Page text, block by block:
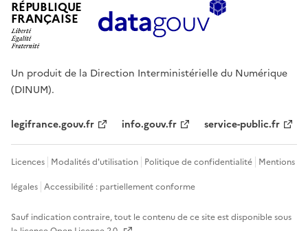
RÉPUBLIQUE
FRANÇAISE
Un produit de la Direction Interministérielle du Numérique
(DINUM).
legifrance.gouv.fr info.gouv.fr service-public.fr
Licences Modalités d'utilisation Politique de confidentialité Mentions
légales Accessibilité : partiellement conforme
Sauf indication contraire, tout le contenu de ce site est disponible sous